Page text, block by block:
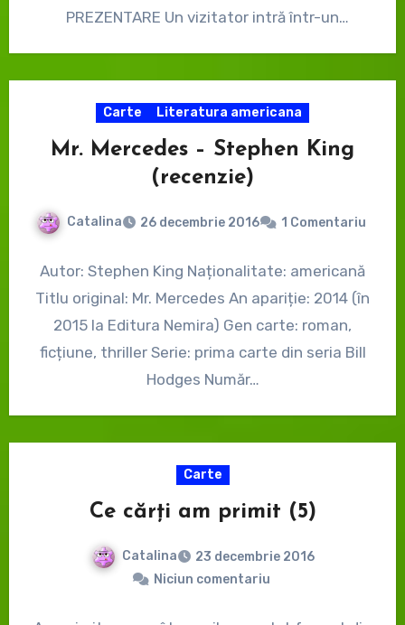
PREZENTARE Un vizitator intră într-un
Carte Literatura americana
Mr. Mercedes – Stephen King
(recenzie)
Catalina 26 decembrie 2016 1 Comentariu
Autor: Stephen King Naționalitate: americană
Titlu original: Mr. Mercedes An apariție: 2014 (în
2015 la Editura Nemira) Gen carte: roman,
ficțiune, thriller Serie: prima carte din seria Bill
Hodges Număr…
Carte
Ce cărți am primit (5)
Catalina
23 decembrie 2016
Niciun comentariu